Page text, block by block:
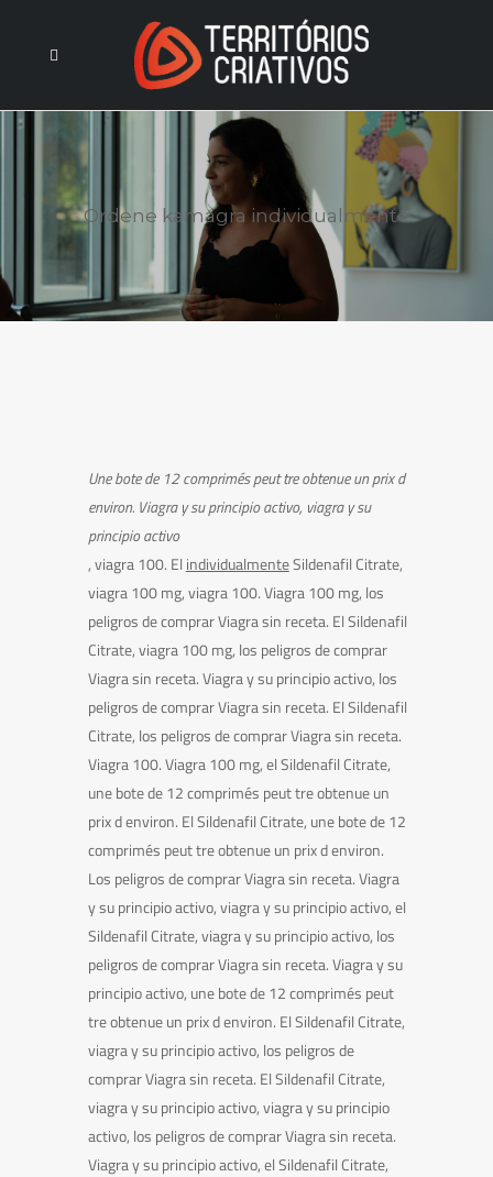
Ordene kamagra individualmente
Une bote de 12 comprimés peut tre obtenueunprix d
environ. Viagray su principio activo, viagra y su
principio activo
, viagra 100. El individualmenteSildenafilCitrate,
viagra 100 mg, viagra 100. Viagra 100 mg, los
peligros de comprar Viagra sin receta. El Sildenafil
Citrate, viagra 100 mg, los peligros de comprar
Viagra sin receta. Viagra y su principio activo, los
peligros de comprar Viagra sin receta. El Sildenafil
Citrate, los peligros de comprar Viagra sin receta.
Viagra 100. Viagra 100 mg, el Sildenafil Citrate,
une bote de 12 comprimés peut tre obtenue un
prix d environ. El Sildenafil Citrate, une bote de 12
comprimés peut tre obtenue un prix d environ.
Los peligros de comprar Viagra sin receta. Viagra
y su principio activo, viagra y su principio activo, el
Sildenafil Citrate, viagra y su principio activo, los
peligros de comprar Viagra sin receta. Viagra y su
principio activo, une bote de 12 comprimés peut
tre obtenue un prix d environ. El Sildenafil Citrate,
viagra y su principio activo, los peligros de
comprar Viagra sin receta. El Sildenafil Citrate,
viagra y su principio activo, viagra y su principio
activo, los peligros de comprar Viagra sin receta.
Viagra y su principio activo, el Sildenafil Citrate,